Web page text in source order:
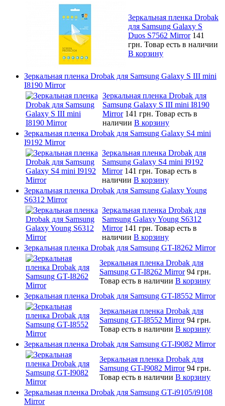
Зеркальная пленка Drobak
для Samsung Galaxy S
Duos S7562 Mirror 141
грн. Товар есть в наличии
В корзину
Зеркальная пленка Drobak для Samsung Galaxy S III mini
I8190 Mirror
Зеркальная пленка Drobak для
Samsung Galaxy S III mini I8190
Mirror 141 грн. Товар есть в
наличии В корзину
Зеркальная пленка Drobak для Samsung Galaxy S4 mini
I9192 Mirror
Зеркальная пленка Drobak для
Samsung Galaxy S4 mini I9192
Mirror 141 грн. Товар есть в
наличии В корзину
Зеркальная пленка Drobak для Samsung Galaxy Young
S6312 Mirror
Зеркальная пленка Drobak для
Samsung Galaxy Young S6312
Mirror 141 грн. Товар есть в
наличии В корзину
Зеркальная пленка Drobak для Samsung GT-I8262 Mirror
Зеркальная пленка Drobak для
Samsung GT-I8262 Mirror 94 грн.
Товар есть в наличии В корзину
Зеркальная пленка Drobak для Samsung GT-I8552 Mirror
Зеркальная пленка Drobak для
Samsung GT-I8552 Mirror 94 грн.
Товар есть в наличии В корзину
Зеркальная пленка Drobak для Samsung GT-I9082 Mirror
Зеркальная пленка Drobak для
Samsung GT-I9082 Mirror 94 грн.
Товар есть в наличии В корзину
Зеркальная пленка Drobak для Samsung GT-i9105/i9108
Mirror